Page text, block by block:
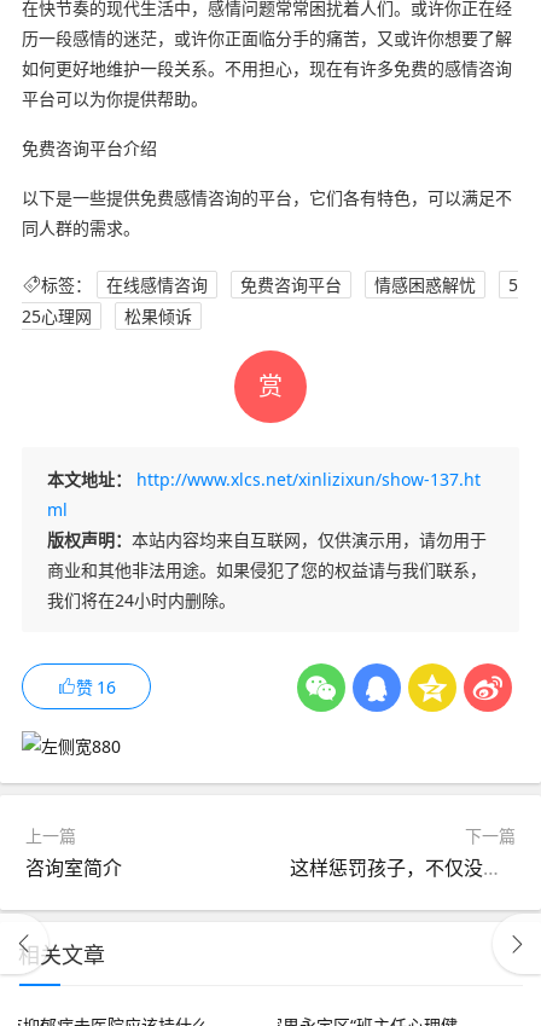
在快节奏的现代生活中，感情问题常常困扰着人们。或许你正在经
历一段感情的迷茫，或许你正面临分手的痛苦，又或许你想要了解
如何更好地维护一段关系。不用担心，现在有许多免费的感情咨询
平台可以为你提供帮助。
免费咨询平台介绍
以下是一些提供免费感情咨询的平台，它们各有特色，可以满足不
同人群的需求。
标签： 在线感情咨询 免费咨询平台 情感困惑解忧
5
25心理网
松果倾诉
赏
本文地址：
http://www.xlcs.net/xinlizixun/show-137.ht
ml
版权声明： 本站内容均来自互联网，仅供演示用，请勿用于
商业和其他非法用途。如果侵犯了您的权益请与我们联系，
我们将在24小时内删除。
赞 16
上一篇
咨询室简介
下一篇
这样惩罚孩子，不仅没用，反而会深深伤害他
相关文章